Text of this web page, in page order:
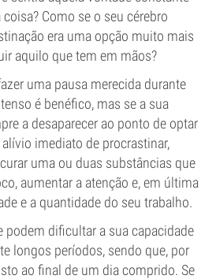
Como se o seu cérebro
era uma opção muito mais
aquilo que tem em mãos?
uma pausa merecida durante
é benéfico, mas se a sua
a desaparecer ao ponto de optar
imediato de procrastinar,
uma ou duas substâncias que
aumentar a atenção e, em última
e a quantidade do seu trabalho.
dificultar a sua capacidade
longos períodos, sendo que, por
ao final de um dia comprido. Se